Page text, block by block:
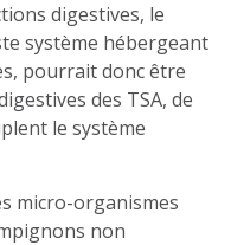
digestives, le
système hébergeant
pourrait donc être
des TSA, de
le système
micro-organismes
non